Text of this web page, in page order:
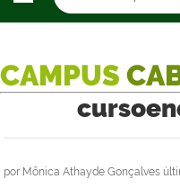
CAMPUS
por Mônica Athayde Gonçalves